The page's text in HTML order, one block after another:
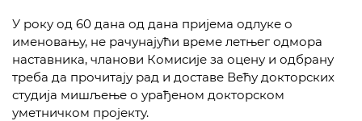
У року од 60 дана од дана пријема одлуке о
именовању, не рачунајући време летњег одмора
наставника, чланови Комисије за оцену и одбрану
треба да прочитају рад и доставе Већу докторских
студија мишљење о урађеном докторском
уметничком пројекту.